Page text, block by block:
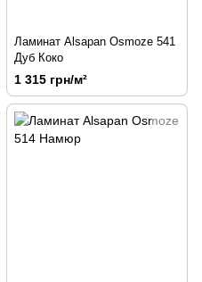
Ламинат Alsapan Osmoze 541
Дуб Коко
1 315 грн/м²